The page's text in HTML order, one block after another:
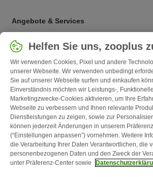
Angebote & Services
Land auswählen
Deutschland / DE
Follow zooplus
Helfen Sie uns, zooplus
Wir verwenden Cookies, Pixel und andere
unserer Webseite. Wir verwenden unbedingt
Sie auf unserer Webseite surfen und einkaufen
Einverständnis möchten wir Leistungs-,
Marketingzwecke-Cookies aktivieren, um Ihre
Webseite zu verbessern und Ihnen relevante
Dienstleistungen zu zeigen, sowie zur
können jederzeit Änderungen in unserem
(“Einstellungen anpassen”) vornehmen. Weitere
die Verarbeitung Ihrer Daten Verantwortlichen, die
personenbezogenen Daten und den Zweck der
unter Präferenz-Center sowie